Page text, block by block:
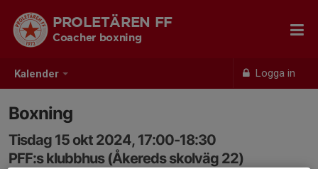
Kalender Logga in
PROLETÄREN FF
Coacher boxning
Boxning
Tisdag 15 okt 2024, 17:00-18:30
PFF:s klubbhus (Åkereds skolväg 22)